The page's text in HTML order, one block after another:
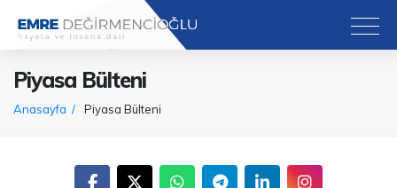
Piyasa Bülteni
Anasayfa Piyasa Bülteni